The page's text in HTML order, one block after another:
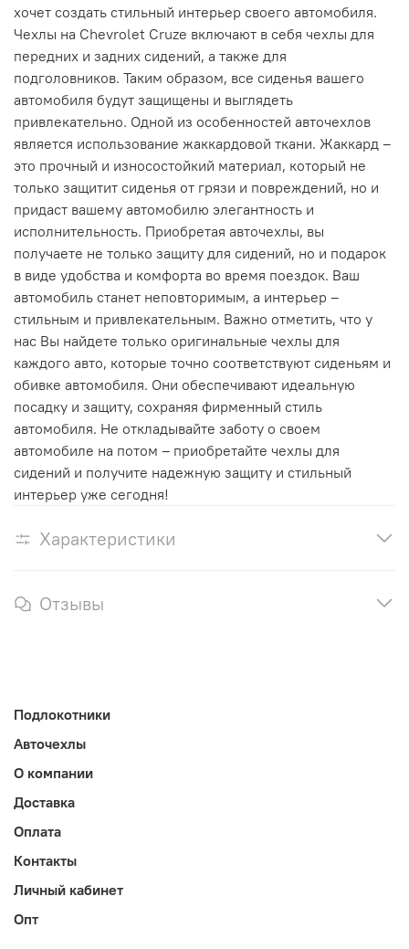
хочет создать стильный интерьер своего автомобиля.
Чехлы на Chevrolet Cruze включают в себя чехлы для
передних и задних сидений, а также для
подголовников. Таким образом, все сиденья вашего
автомобиля будут защищены и выглядеть
привлекательно. Одной из особенностей авточехлов
является использование жаккардовой ткани. Жаккард –
это прочный и износостойкий материал, который не
только защитит сиденья от грязи и повреждений, но и
придаст вашему автомобилю элегантность и
исполнительность. Приобретая авточехлы, вы
получаете не только защиту для сидений, но и подарок
в виде удобства и комфорта во время поездок. Ваш
автомобиль станет неповторимым, а интерьер –
стильным и привлекательным. Важно отметить, что у
нас Вы найдете только оригинальные чехлы для
каждого авто, которые точно соответствуют сиденьям и
обивке автомобиля. Они обеспечивают идеальную
посадку и защиту, сохраняя фирменный стиль
автомобиля. Не откладывайте заботу о своем
автомобиле на потом – приобретайте чехлы для
сидений и получите надежную защиту и стильный
интерьер уже сегодня!
Характеристики
Отзывы
Подлокотники
Авточехлы
О компании
Доставка
Оплата
Контакты
Личный кабинет
Опт